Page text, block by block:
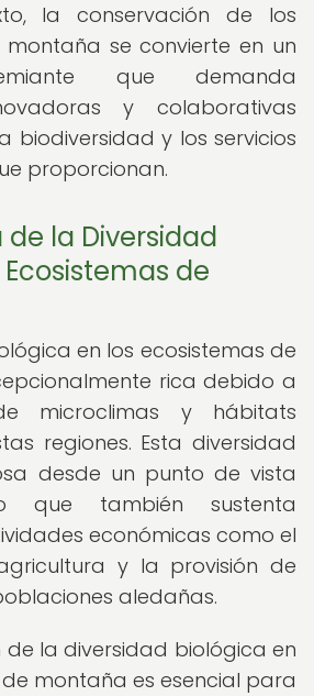
la conservación de los
se convierte en un
que demanda
y colaborativas
biodiversidad y los servicios
proporcionan.
la Diversidad
de
en los ecosistemas de
rica debido a
microclimas y hábitats
regiones. Esta diversidad
desde un punto de vista
que también sustenta
económicas como el
y la provisión de
aledañas.
de la diversidad biológica en
montaña es esencial para